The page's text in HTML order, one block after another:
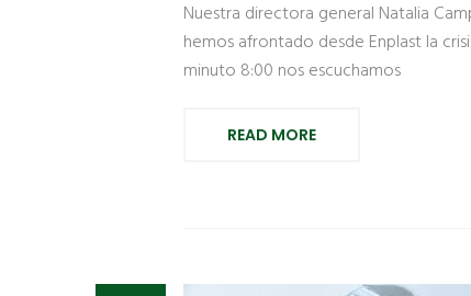
Nuestra directora general Natalia
hemos afrontado desde Enplast la
minuto 8:00 nos escuchamos
READ MORE